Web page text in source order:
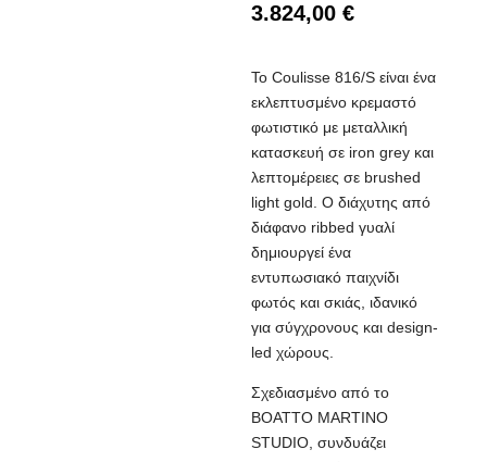
3.824,00€
Το Coulisse 816/S είναι ένα
εκλεπτυσμένο κρεμαστό
φωτιστικό με μεταλλική
κατασκευή σε iron grey και
λεπτομέρειες σε brushed
light gold. Ο διάχυτης από
διάφανο ribbed γυαλί
δημιουργεί ένα
εντυπωσιακό παιχνίδι
φωτός και σκιάς, ιδανικό
για σύγχρονους και design-
led χώρους.
Σχεδιασμένο από το
BOATTO MARTINO
STUDIO, συνδυάζει